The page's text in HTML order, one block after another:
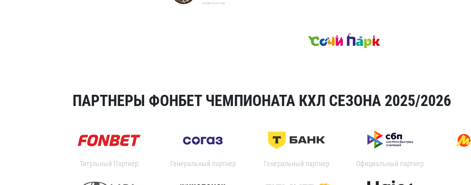
ПАРТНЕРЫ ФОНБЕТ ЧЕМПИОНАТА КХЛ СЕЗОНА 2025/2026
Титульный Партнер Генеральный партнер Генеральный партнер Официальный партнер